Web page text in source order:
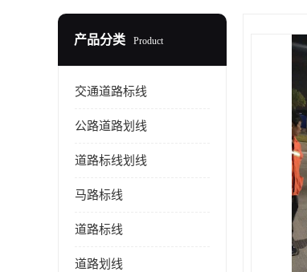
产品分类 Product
交通道路标线
公路道路划线
道路标线划线
马路标线
道路标线
道路划线